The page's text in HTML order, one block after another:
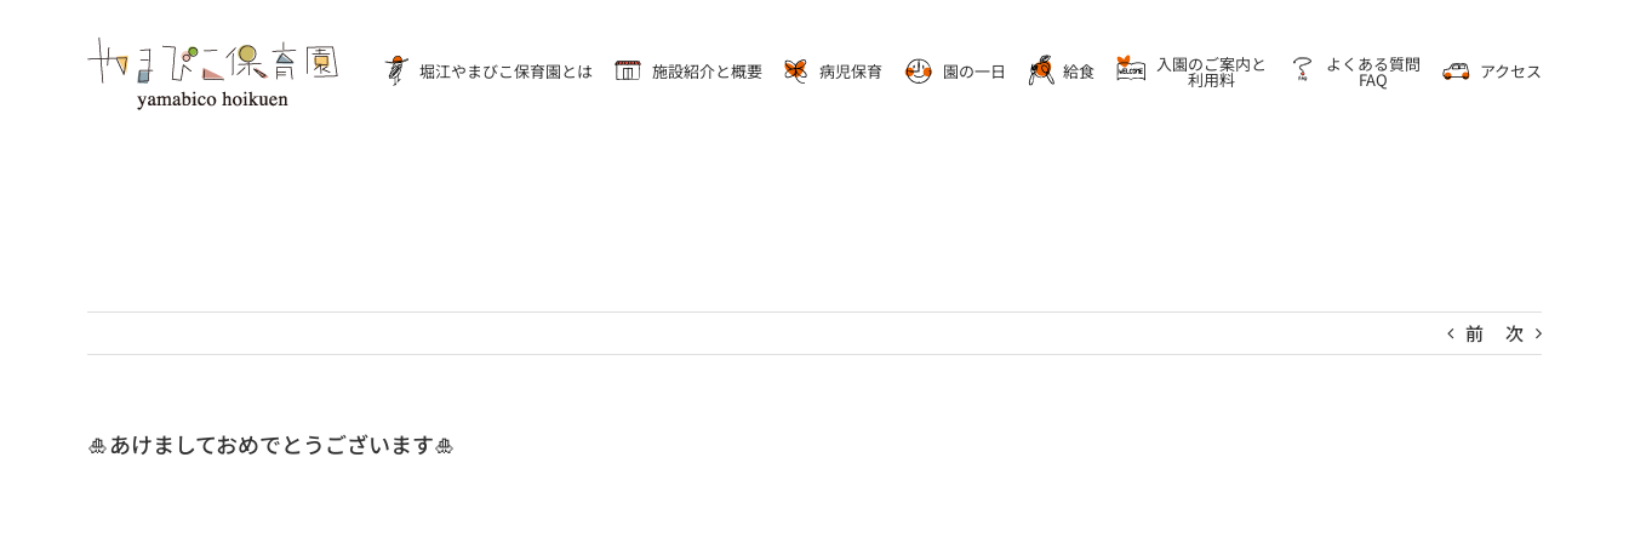
堀江やまびこ保育園とは 施設紹介と概要 病児保育 園の一日 給食 入園のご案内と
利用料
よくある質問
FAQ アクセス
前 次
🎍あけましておめでとうございます🎍